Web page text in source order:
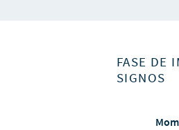
FASE DE
SIGNOS